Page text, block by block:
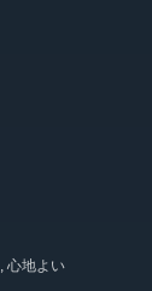
, 心地よい